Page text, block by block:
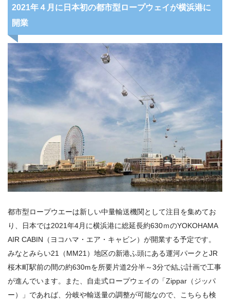
2021年４月に日本初の都市型ロープウェイが横浜港に
開業
都市型ロープウエーは新しい中量輸送機関として注目を集めてお
り、日本では2021年4月に横浜港に総延長約630ｍのYOKOHAMA
AIR CABIN （ヨコハマ・エア・キャビン）が開業する予定です。
みなとみらい21 （MM21 ）地区の新港ふ頭にある運河パークとJR
桜木町駅前の間の約630mを所要片道2分半～3分で結ぶ計画で工事
が進んでいます。また、自走式ロープウェイの「Zippar （ジッパ
ー）」であれば、分岐や輸送量の調整が可能なので、こちらも検